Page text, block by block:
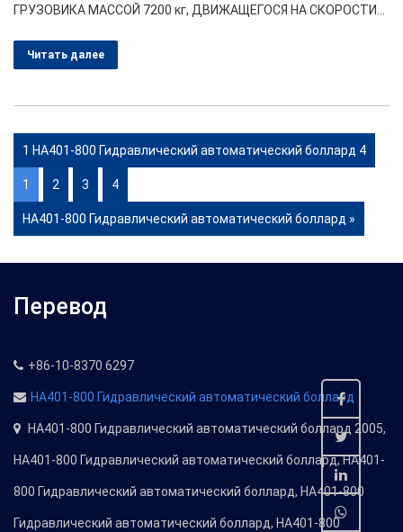
ГРУЗОВИКА МАССОЙ 7200 кг, ДВИЖАЩЕГОСЯ НА СКОРОСТИ
быть окрашено в указанный цвет RAL или обработано
Читать далее
1 HA401-800 Гидравлический автоматический боллард 4
1 2 3 4
HA401-800 Гидравлический автоматический боллард »
Перевод
+86-10-8370 6297
HA401-800 Гидравлический автоматический боллард
HA401-800 Гидравлический автоматический боллард 2005,
HA401-800 Гидравлический автоматический боллард, HA401-
800 Гидравлический автоматический боллард, HA401-800
Гидравлический автоматический боллард, HA401-800